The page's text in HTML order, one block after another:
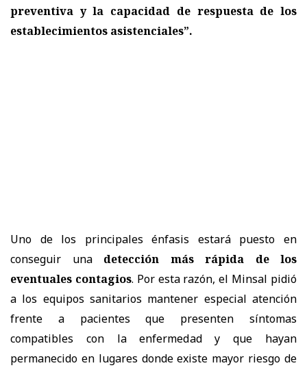
preventiva y la capacidad de respuesta de los
establecimientos asistenciales”.
Uno de los principales énfasis estará puesto en
conseguir una detección más rápida de los
eventuales contagios. Por esta razón, el Minsal pidió
a los equipos sanitarios mantener especial atención
frente a pacientes que presenten síntomas
compatibles con la enfermedad y que hayan
permanecido en lugares donde existe mayor riesgo de